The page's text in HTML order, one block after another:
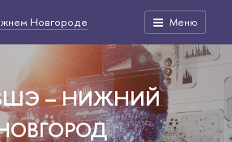
Новгороде Меню
– НИЖНИЙ